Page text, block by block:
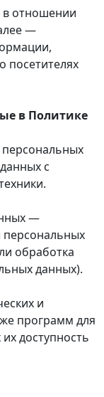
в отношении
—
посетителях
в Политике
с
—
обработка
данных).
и
программ для
доступность